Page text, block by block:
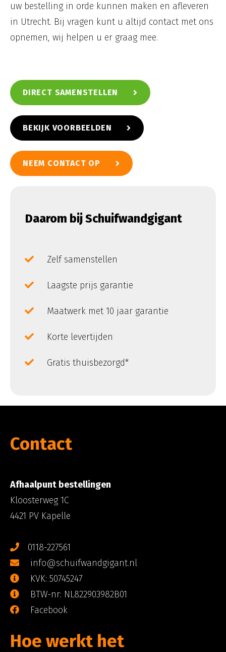
uw bestelling in orde kunnen maken en afleveren
in Utrecht. Bij vragen kunt u altijd contact met ons
opnemen, wij helpen u er graag mee.
DIRECT SAMENSTELLEN
BEKIJK VOORBEELDEN
NEEM CONTACT OP
Daarom bij Schuifwandgigant
Zelf samenstellen
Laagste prijs garantie
Maatwerk met 10 jaar garantie
Korte levertijden
Gratis thuisbezorgd*
Contact
Afhaalpunt bestellingen
Kloosterweg 1C
4421 PV Kapelle
0118-227561
info@schuifwandgigant.nl
KVK: 50745247
BTW-nr: NL822903982B01
Facebook
Hoe werkt het